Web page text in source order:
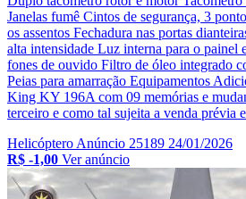
Janelas fumê Cintos de segurança, 3
os assentos Fechadura nas portas
alta intensidade Luz interna para o painel
fones de ouvido Filtro de óleo integrado
Peias para amarração Equipamentos
King KY 196A com 09 memórias e
terceiro e como tal sujeita a venda prévia
Helicóptero Anúncio 25189 24/01/2026
R$ -1,00 Ver anúncio